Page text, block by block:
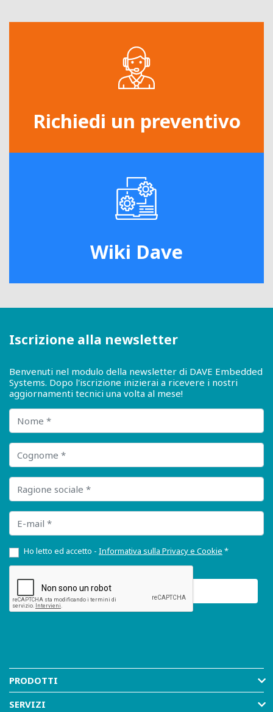
Richiedi un preventivo
Wiki Dave
Iscrizione alla newsletter
Benvenuti nel modulo della newsletter di DAVE Embedded
Systems. Dopo l'iscrizione inizierai a ricevere i nostri
aggiornamenti tecnici una volta al mese!
Nome
Cognome
Ragione sociale
E-mail
Ho letto ed accetto - Informativa sulla Privacy e Cookie *
PRODOTTI
SERVIZI